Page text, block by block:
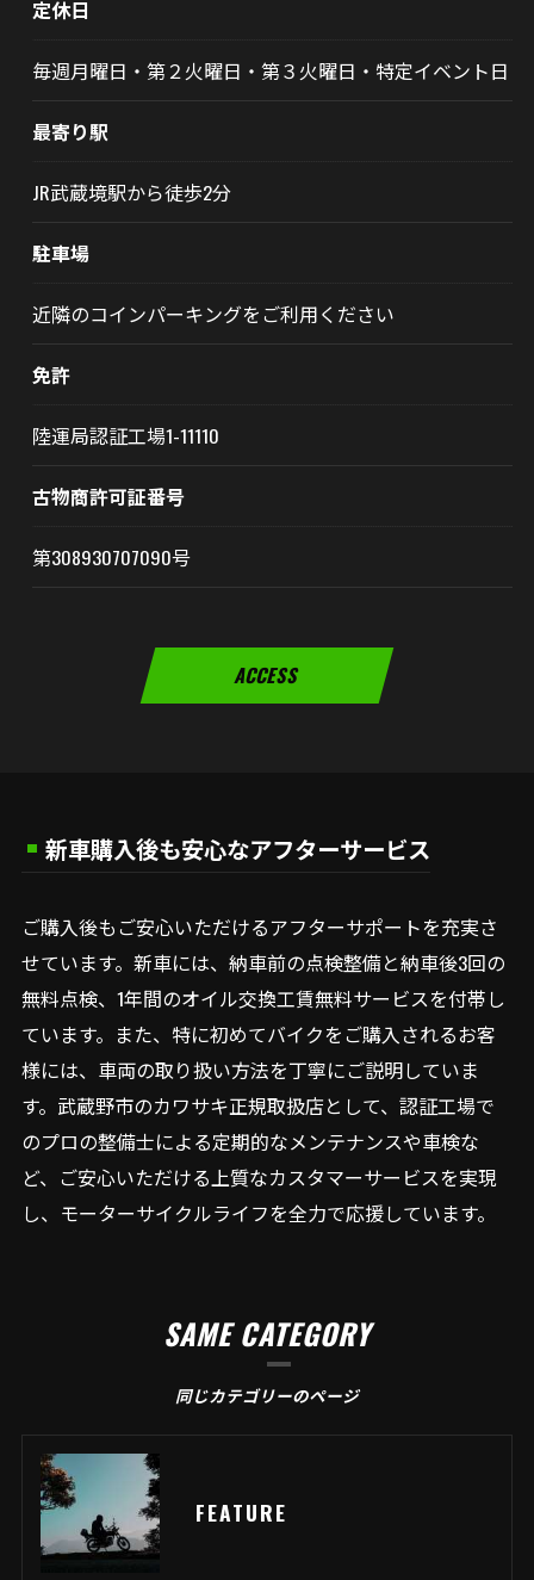
定休日
毎週月曜日・第２火曜日・第３火曜日・特定イベント日
最寄り駅
JR武蔵境駅から徒歩2分
駐車場
近隣のコインパーキングをご利用ください
免許
陸運局認証工場1-11110
古物商許可証番号
第308930707090号
ACCESS
新車購入後も安心なアフターサービス
ご購入後もご安心いただけるアフターサポートを充実さ
せています。新車には、納車前の点検整備と納車後3回の
無料点検、1年間のオイル交換工賃無料サービスを付帯し
ています。また、特に初めてバイクをご購入されるお客
様には、車両の取り扱い方法を丁寧にご説明していま
す。武蔵野市のカワサキ正規取扱店として、認証工場で
のプロの整備士による定期的なメンテナンスや車検な
ど、ご安心いただける上質なカスタマーサービスを実現
し、モーターサイクルライフを全力で応援しています。
同じカテゴリーのページ
SAME CATEGORY
FEATURE